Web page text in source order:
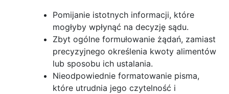
Pomijanie istotnych informacji, które
mogłyby wpłynąć na decyzję sądu.
Zbyt ogólne formułowanie żądań, zamiast
precyzyjnego określenia kwoty alimentów
lub sposobu ich ustalania.
Nieodpowiednie formatowanie pisma,
które utrudnia jego czytelność i